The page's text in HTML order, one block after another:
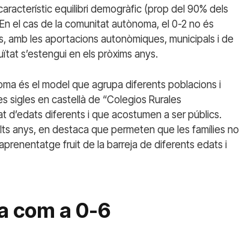
equilibri demogràfic (prop del 90% dels
el cas de la comunitat autònoma, el 0-2 no és
amb les aportacions autonòmiques, municipals i de
s’estengui en els pròxims anys.
és el model que agrupa diferents poblacions i
sigles en castellà de “Colegios Rurales
d’edats diferents i que acostumen a ser públics.
anys, en destaca que permeten que les famílies no
fruit de la barreja de diferents edats i
com a 0-6